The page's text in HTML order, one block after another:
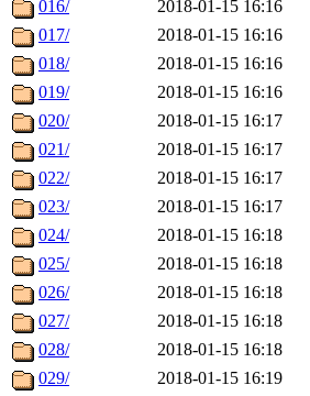
016/
2018-01-15 16:16
017/
2018-01-15 16:16
018/
2018-01-15 16:16
019/
2018-01-15 16:16
020/
2018-01-15 16:17
021/
2018-01-15 16:17
022/
2018-01-15 16:17
023/
2018-01-15 16:17
024/
2018-01-15 16:18
025/
2018-01-15 16:18
026/
2018-01-15 16:18
027/
2018-01-15 16:18
028/
2018-01-15 16:18
029/
2018-01-15 16:19